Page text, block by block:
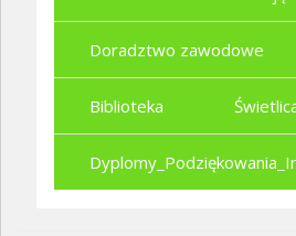
Doradztwo zawodowe
Biblioteka